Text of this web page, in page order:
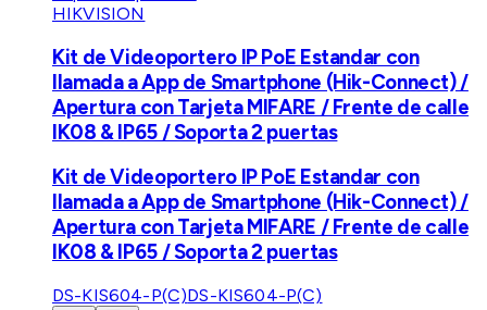
HIKVISION
Kit de Videoportero IP PoE Estandar con
llamada a App de Smartphone (Hik-Connect) /
Apertura con Tarjeta MIFARE / Frente de calle
IK08 & IP65 / Soporta 2 puertas
Kit de Videoportero IP PoE Estandar con
llamada a App de Smartphone (Hik-Connect) /
Apertura con Tarjeta MIFARE / Frente de calle
IK08 & IP65 / Soporta 2 puertas
DS-KIS604-P(C)DS-KIS604-P(C)